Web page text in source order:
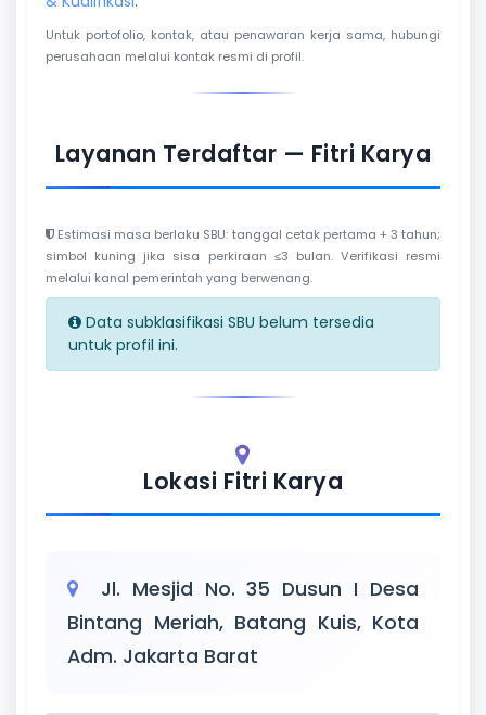
Untuk portofolio, kontak, atau penawaran kerja sama, hubungi
perusahaan melalui kontak resmi di profil.
Layanan Terdaftar — Fitri Karya
Estimasi masa berlaku SBU: tanggal cetak pertama + 3 tahun;
simbol kuning jika sisa perkiraan ≤3 bulan. Verifikasi resmi
melalui kanal pemerintah yang berwenang.
Data subklasifikasi SBU belum tersedia
untuk profil ini.
Lokasi Fitri Karya
Jl. Mesjid No. 35 Dusun I Desa
Bintang Meriah, Batang Kuis, Kota
Adm. Jakarta Barat